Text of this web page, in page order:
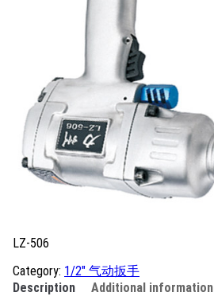
LZ-506
Category: 1/2" 气动扳手
Description
Additional information